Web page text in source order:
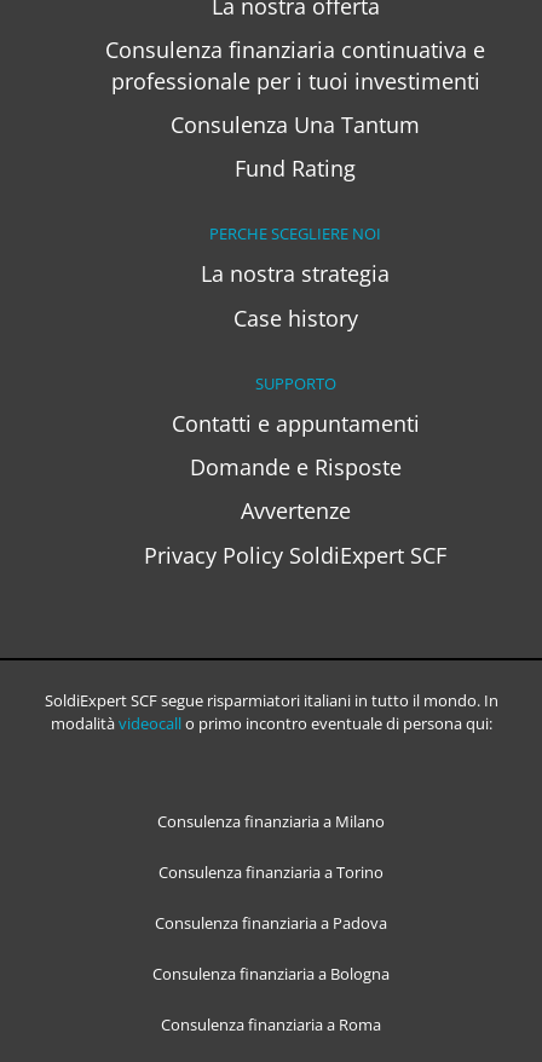
Consulenza finanziaria continuativa e
professionale per i tuoi investimenti
Consulenza Una Tantum
Fund Rating
PERCHE SCEGLIERE NOI
La nostra strategia
Case history
SUPPORTO
Contatti e appuntamenti
Domande e Risposte
Avvertenze
Privacy Policy SoldiExpert SCF
SoldiExpert SCF segue risparmiatori italiani in tutto il mondo. In
modalitàvideocallo primo incontro eventuale di persona qui:
Consulenza finanziaria a Milano
Consulenza finanziaria a Torino
Consulenza finanziaria a Padova
Consulenza finanziaria a Bologna
Consulenza finanziaria a Roma